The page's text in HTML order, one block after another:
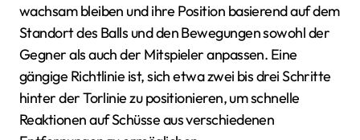
wachsam bleiben und ihre Position basierend auf dem
Standort des Balls und den Bewegungen sowohl der
Gegner als auch der Mitspieler anpassen. Eine
gängige Richtlinie ist, sich etwa zwei bis drei Schritte
hinter der Torlinie zu positionieren, um schnelle
Reaktionen auf Schüsse aus verschiedenen